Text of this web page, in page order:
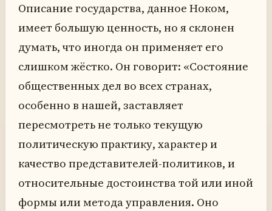
Описание государства, данное Ноком,
имеет большую ценность, но я склонен
думать, что иногда он применяет его
слишком жёстко. Он говорит: «Состояние
общественных дел во всех странах,
особенно в нашей, заставляет
пересмотреть не только текущую
политическую практику, характер и
качество представителей-политиков, и
относительные достоинства той или иной
формы или метода управления. Оно